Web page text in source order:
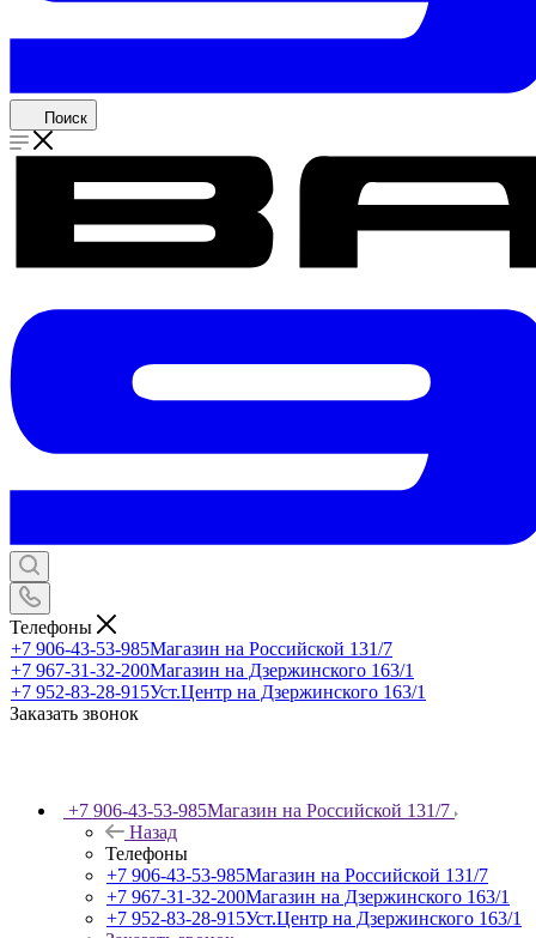
Поиск
Телефоны
+7 906-43-53-985Магазин на Российской 131/7
+7 967-31-32-200Магазин на Дзержинского 163/1
+7 952-83-28-915Уст.Центр на Дзержинского 163/1
Заказать звонок
+7 906-43-53-985Магазин на Российской 131/7
Назад
Телефоны
+7 906-43-53-985Магазин на Российской 131/7
+7 967-31-32-200Магазин на Дзержинского 163/1
+7 952-83-28-915Уст.Центр на Дзержинского 163/1